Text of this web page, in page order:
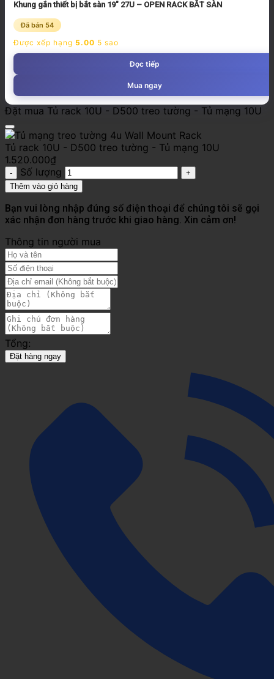
Khung gắn thiết bị bắt sàn 19″ 27U – OPEN RACK BẮT SÀN
Đã bán 54
Được xếp hạng 5.00 5 sao
Đọc tiếp
Mua ngay
Đặt mua Tủ rack 10U - D500 treo tường - Tủ mạng 10U
Tủ rack 10U - D500 treo tường - Tủ mạng 10U
1.520.000₫
Số lượng
Thêm vào giỏ hàng
Bạn vui lòng nhập đúng số điện thoại để chúng tôi sẽ gọi
xác nhận đơn hàng trước khi giao hàng. Xin cảm ơn!
Thông tin người mua
Tổng:
Đặt hàng ngay